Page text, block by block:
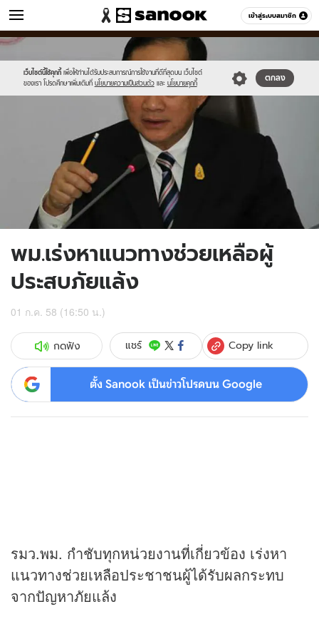
เข้าสู่ระบบสมาชิก
ข่าว หมวดอื่นๆ
เว็บไซต์นี้ใช้คุกกี้ เพื่อให้ท่านได้รับประสบการณ์การใช้งานที่ดีที่สุดบน เว็บไซต์
ของเรา โปรดศึกษาเพิ่มเติมที่ นโยบายความเป็นส่วนตัว และ นโยบายคุกกี้
ตกลง
Sanook
//s.isanook.com/sr/0/images/logo-
new-
sanook.png
600
60
//s.isanook.com/ns/0/ud/364/1822026/628775-
01.jpg
พม.เร่งหาแนวทางช่วยเหลือผู้
ประสบภัยแล้ง
01 ก.ค. 58 (16:50 น.)
กดฟัง แชร์ Copy link
ตั้ง Sanook เป็นข่าวโปรดบน Google
รมว.พม. กำชับทุกหน่วยงานที่เกี่ยวข้อง เร่งหา
แนวทางช่วยเหลือประชาชนผู้ได้รับผลกระทบ
จากปัญหาภัยแล้ง